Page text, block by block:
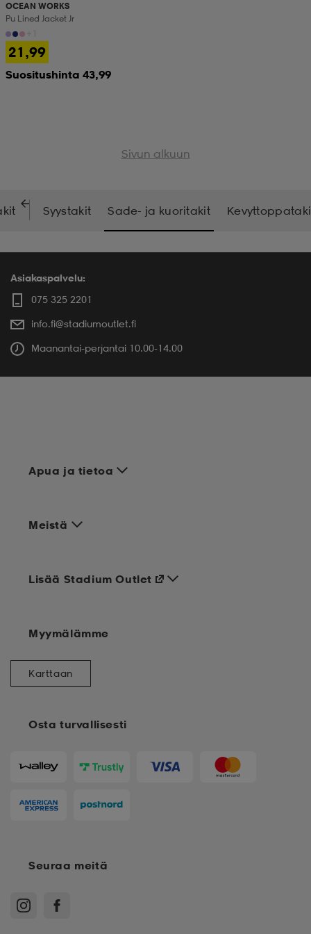
OCEAN WORKS
Pu Lined Jacket Jr
21,99
Suositushinta 43,99
Sivun alkuun
Syystakit Sade- ja kuoritakit
Asiakaspalvelu:
075 325 2201
info.fi@stadiumoutlet.fi
Maanantai-perjantai 10.00-14.00
Apua ja tietoa
Meistä
Osta turvallisesti
Lisää Stadium Outlet
Myymälämme
Karttaan
Seuraa meitä